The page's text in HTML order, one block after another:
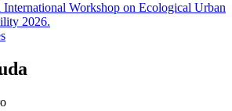
Workshop on Ecological Urban
2026.